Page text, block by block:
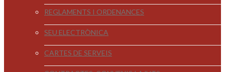
REGLAMENTS I ORDENANCES
SEU ELECTRÒNICA
CARTES DE SERVEIS